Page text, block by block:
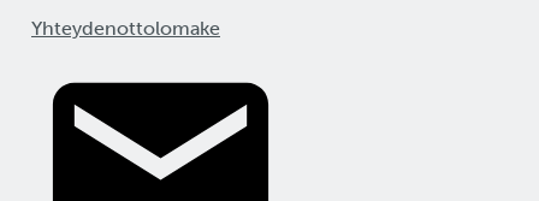
Yhteydenottolomake